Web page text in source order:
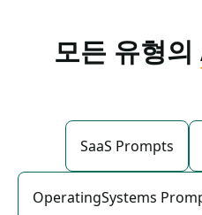
모든 유형의
SaaS Prompts
OperatingSystems